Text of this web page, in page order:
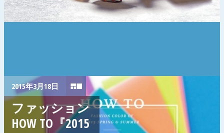
2015年3月18日
ファッション
HOW TO『2015